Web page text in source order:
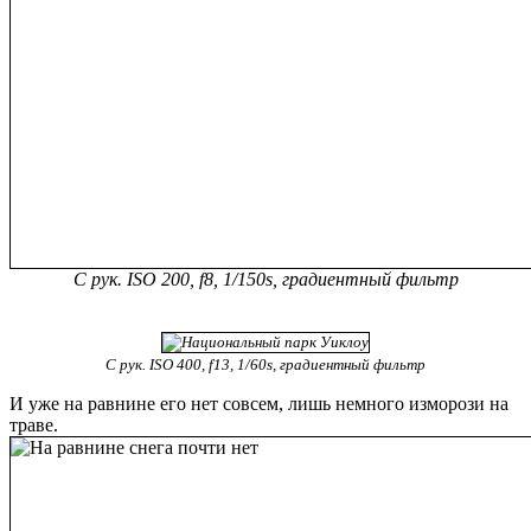
С рук. ISO 200, f8, 1/150s, градиентный фильтр
С рук. ISO 400, f13, 1/60s, градиентный фильтр
И уже на равнине его нет совсем, лишь немного изморози на
траве.